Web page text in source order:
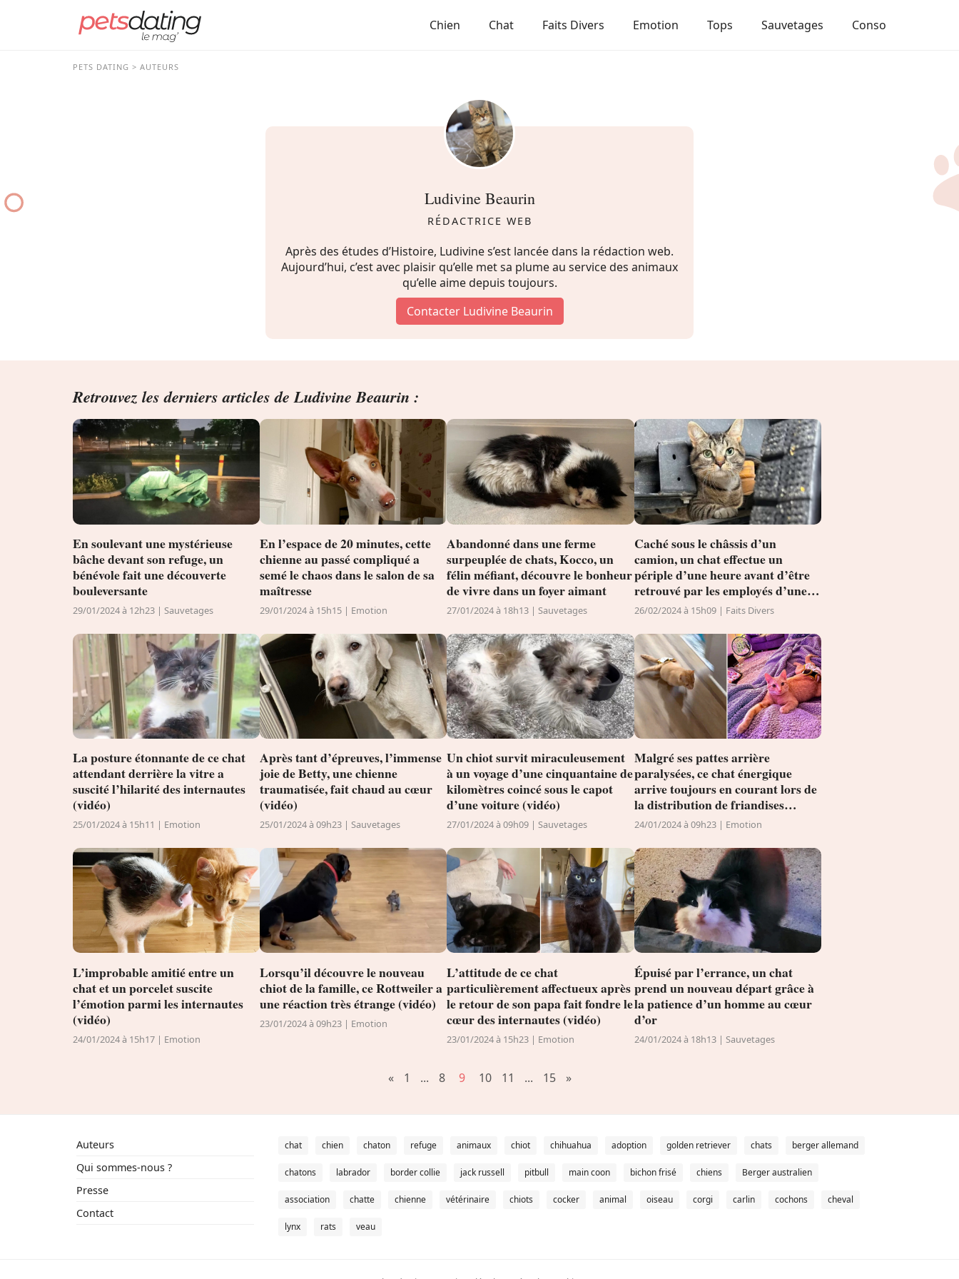
Chien Chat Faits Divers Emotion Tops Sauvetages Conso
PETS DATING AUTEURS
Ludivine Beaurin
RÉDACTRICE WEB
Après des études d’Histoire, Ludivine s’est lancée dans la rédaction web.
Aujourd’hui, c’est avec plaisir qu’elle met sa plume au service des animaux
qu’elle aime depuis toujours.
Contacter Ludivine Beaurin
Retrouvez les derniers articles de Ludivine Beaurin :
En soulevant une mystérieuse
bâche devant son refuge, un
bénévole fait une découverte
bouleversante
29/01/2024 à 12h23 | Sauvetages
En l’espace de 20 minutes, cette
chienne au passé compliqué a
semé le chaos dans le salon de sa
maîtresse
29/01/2024 à 15h15 | Emotion
Abandonné dans une ferme
surpeuplée de chats, Kocco, un
félin méfiant, découvre le bonheur
de vivre dans un foyer aimant
27/01/2024 à 18h13 | Sauvetages
Caché sous le châssis d’un
camion, un chat effectue un
périple d’une heure avant d’être
retrouvé par les employés d’une
entreprise
26/02/2024 à 15h09 | Faits Divers
La posture étonnante de ce chat
attendant derrière la vitre a
suscité l’hilarité des internautes
(vidéo)
25/01/2024 à 15h11 | Emotion
Après tant d’épreuves, l’immense
joie de Betty, une chienne
traumatisée, fait chaud au cœur
(vidéo)
25/01/2024 à 09h23 | Sauvetages
Un chiot survit miraculeusement
à un voyage d’une cinquantaine de
kilomètres coincé sous le capot
d’une voiture (vidéo)
27/01/2024 à 09h09 | Sauvetages
Malgré ses pattes arrière
paralysées, ce chat énergique
arrive toujours en courant lors de
la distribution de friandises
(vidéo)
24/01/2024 à 09h23 | Emotion
L’improbable amitié entre un
chat et un porcelet suscite
l’émotion parmi les internautes
(vidéo)
24/01/2024 à 15h17 | Emotion
Lorsqu’il découvre le nouveau
chiot de la famille, ce Rottweiler a
une réaction très étrange (vidéo)
23/01/2024 à 09h23 | Emotion
L’attitude de ce chat
particulièrement affectueux après
le retour de son papa fait fondre le
cœur des internautes (vidéo)
23/01/2024 à 15h23 | Emotion
Épuisé par l’errance, un chat
prend un nouveau départ grâce à
la patience d’un homme au cœur
d’or
24/01/2024 à 18h13 | Sauvetages
« 1 ... 8 9 10 11 ... 15 »
Auteurs
Qui sommes-nous ?
Presse
Contact
chat chien chaton refuge animaux chiot chihuahua adoption golden retriever chats berger allemand
chatons labrador border collie jack russell pitbull main coon bichon frisé chiens Berger australien
association chatte chienne vétérinaire chiots cocker animal oiseau corgi carlin cochons cheval
lynx rats veau